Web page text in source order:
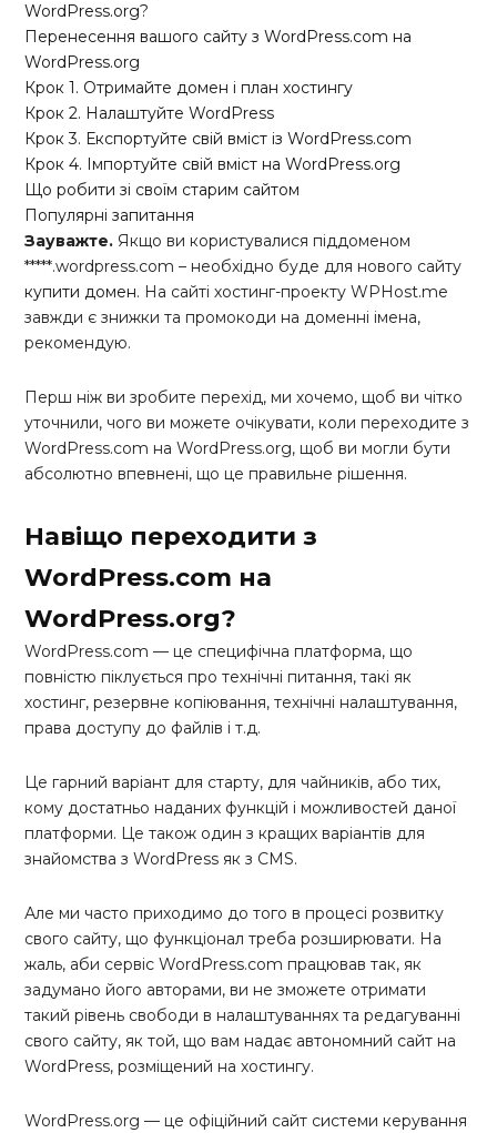
WordPress.org?
Перенесення вашого сайту з WordPress.com на
WordPress.org
Крок 1. Отримайте домен і план хостингу
Крок 2. Налаштуйте WordPress
Крок 3. Експортуйте свій вміст із WordPress.com
Крок 4. Імпортуйте свій вміст на WordPress.org
Що робити зі своїм старим сайтом
Популярні запитання
Зауважте. Якщо ви користувалися піддоменом
*****.wordpress.com – необхідно буде для нового сайту
купити домен. На сайті хостинг-проекту WPHost.me
завжди є знижки та промокоди на доменні імена,
рекомендую.
Перш ніж ви зробите перехід, ми хочемо, щоб ви чітко
уточнили, чого ви можете очікувати, коли переходите з
WordPress.com на WordPress.org, щоб ви могли бути
абсолютно впевнені, що це правильне рішення.
Навіщо переходити з
WordPress.com на
WordPress.org?
WordPress.com — це специфічна платформа, що
повністю піклується про технічні питання, такі як
хостинг, резервне копіювання, технічні налаштування,
права доступу до файлів і т.д.
Це гарний варіант для старту, для чайників, або тих,
кому достатньо наданих функцій і можливостей даної
платформи. Це також один з кращих варіантів для
знайомства з WordPress як з CMS.
Але ми часто приходимо до того в процесі розвитку
свого сайту, що функціонал треба розширювати. На
жаль, аби сервіс WordPress.com працював так, як
задумано його авторами, ви не зможете отримати
такий рівень свободи в налаштуваннях та редагуванні
свого сайту, як той, що вам надає автономний сайт на
WordPress, розміщений на хостингу.
WordPress.org — це офіційний сайт системи керування